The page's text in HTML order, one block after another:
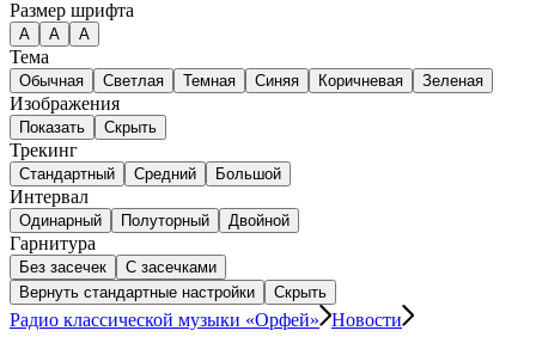
Размер шрифта
А A A
Тема
Обычная Светлая Темная Синяя Коричневая Зеленая
Изображения
Показать Скрыть
Трекинг
Стандартный Средний Большой
Интервал
Одинарный Полуторный Двойной
Гарнитура
Без засечек
С засечками
Вернуть стандартные настройки
Скрыть
Радио классической музыки «Орфей» Новости